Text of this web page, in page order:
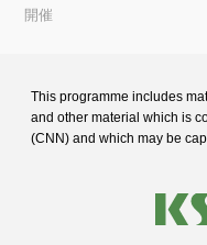
開催
This programme includes
and other material which is
(CNN) and which may be